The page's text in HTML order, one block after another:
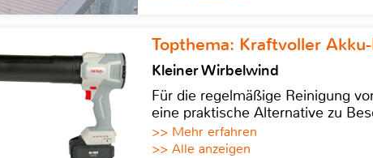
Topthema: Kraftvoller
Kleiner Wirbelwind
Für die regelmäßige Reinigung
eine praktische Alternative zu
>> Mehr erfahren
>> Alle anzeigen